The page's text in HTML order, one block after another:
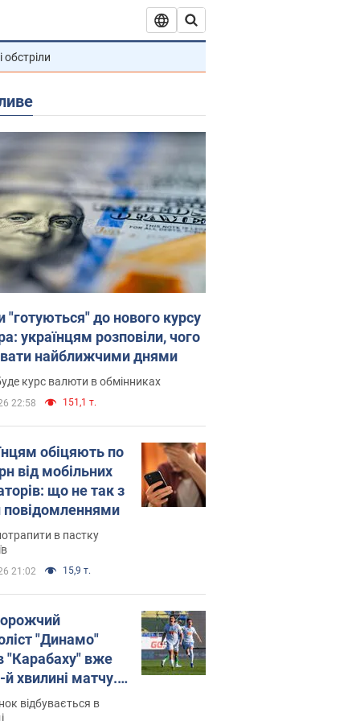
обстріли
"готуються" до нового курсу
українцям розповіли, чого
найближчими днями
курс валюти в обмінниках
22:58 151,1 т.
обіцяють по
від мобільних
що не так з
в пастку
21:02 15,9 т.
"Динамо"
"Карабаху" вже
й хвилині матчу.
відбувається в